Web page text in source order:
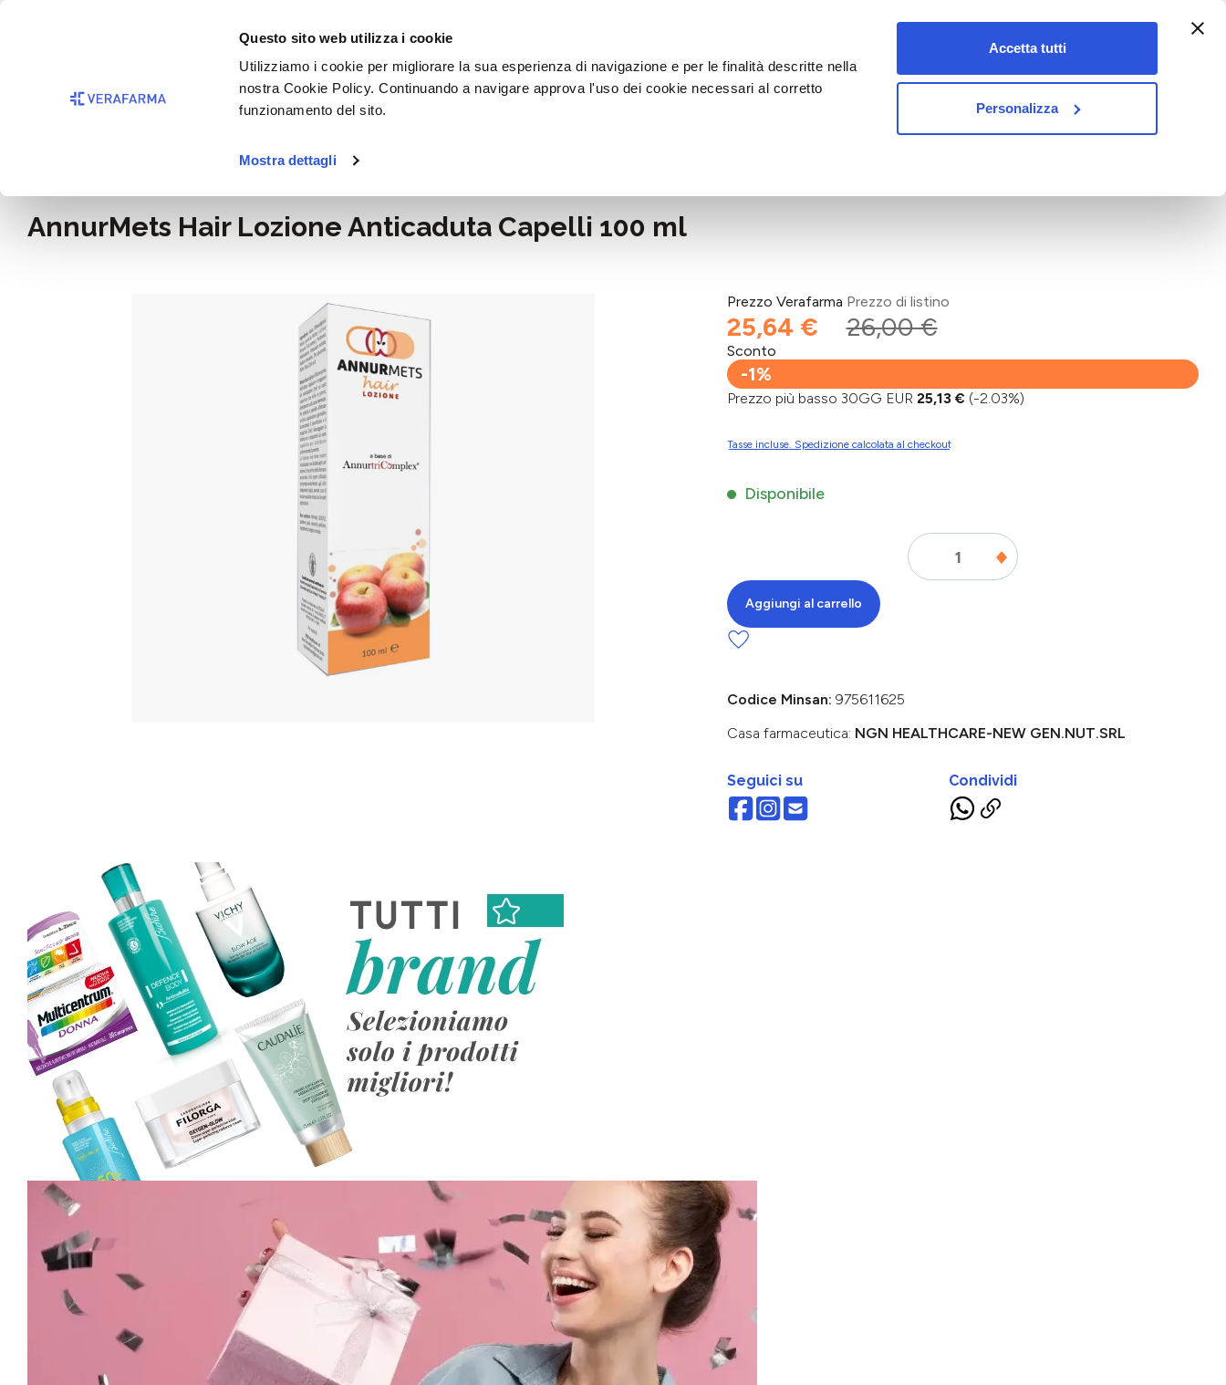
Questo sito web utilizza i cookie
Utilizziamo i cookie per migliorare la sua esperienza di navigazione e per le finalità descritte nella
nostra Cookie Policy. Continuando a navigare approva l'uso dei cookie necessari al corretto
funzionamento del sito.
Mostra dettagli
Accetta tutti
Personalizza
Passa alla navigazione principale
vet&pet
AnnurMets Hair Lozione Anticaduta Capelli 100 ml
Prezzo Verafarma
25,64 €
Prezzo di listino
26,00 €
Sconto
-1%
Prezzo più basso 30GG EUR 25,13 € (-2.03%)
Tasse incluse. Spedizione calcolata al checkout
Disponibile
Aggiungi al carrello
Codice Minsan: 975611625
Casa farmaceutica: NGN HEALTHCARE-NEW GEN.NUT.SRL
Seguici su Condividi